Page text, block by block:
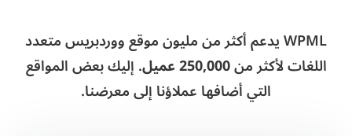
WPML يدعم أكثر من مليون موقع ووردبريس متعدد
اللغات لأكثر من250,000 عميل
. إليك بعض المواقع
التي أضافها عملاؤنا إلى معرضنا.